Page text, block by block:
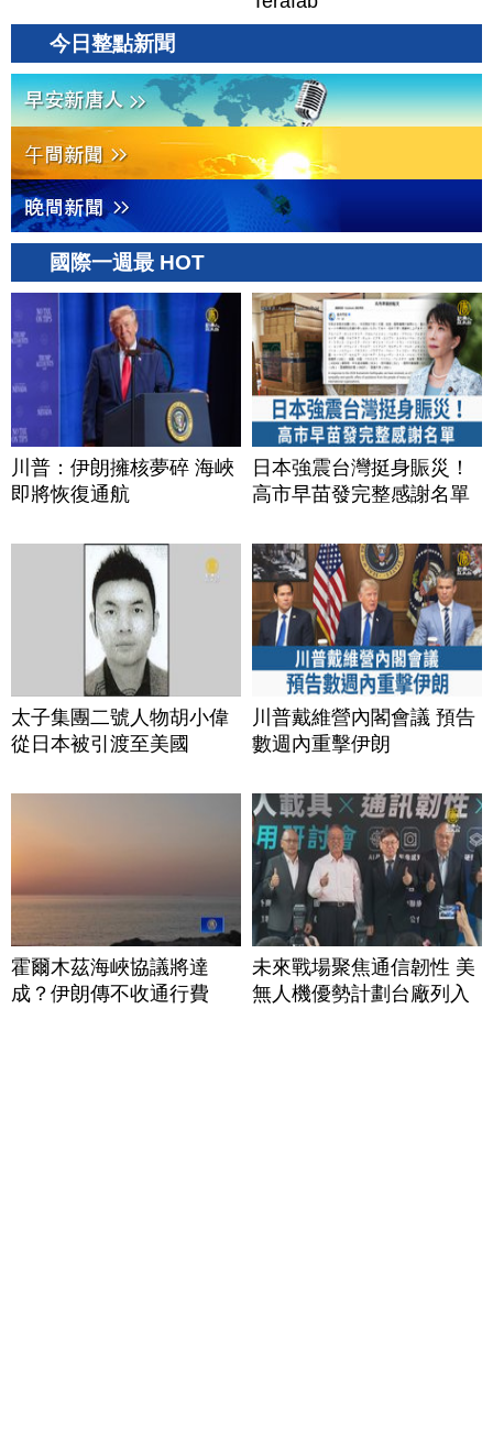
今日整點新聞
國際一週最 HOT
川普：伊朗擁核夢碎 海峽
即將恢復通航
日本強震台灣挺身賑災！
高市早苗發完整感謝名單
太子集團二號人物胡小偉
從日本被引渡至美國
川普戴維營內閣會議 預告
數週內重擊伊朗
霍爾木茲海峽協議將達
成？伊朗傳不收通行費
未來戰場聚焦通信韌性 美
無人機優勢計劃台廠列入